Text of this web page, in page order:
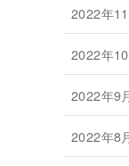
2022年
2022年
2022年9
2022年8